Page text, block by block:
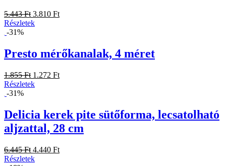
5.443 Ft 3.810 Ft
Részletek
-31%
Presto mérőkanalak, 4 méret
1.855 Ft 1.272 Ft
Részletek
-31%
Delicia kerek pite sütőforma, lecsatolható
aljzattal, 28 cm
6.445 Ft 4.440 Ft
Részletek